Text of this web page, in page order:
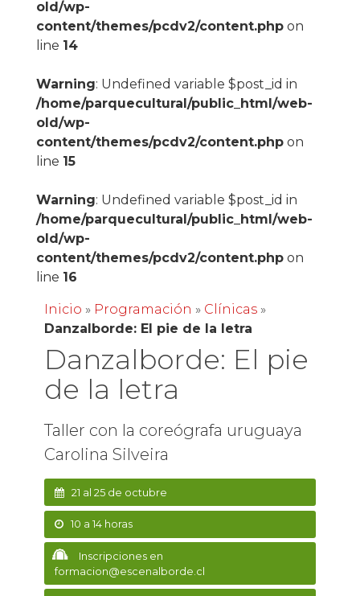
old/wp-
content/themes/pcdv2/content.phpon
line 14
Warning: Undefined variable $post_id in
/home/parquecultural/public_html/web-
old/wp-
content/themes/pcdv2/content.phpon
line 15
Warning: Undefined variable $post_id in
/home/parquecultural/public_html/web-
old/wp-
content/themes/pcdv2/content.phpon
line 16
Inicio » Programación » Clínicas»
Danzalborde: El pie de la letra
Danzalborde: El pie
de la letra
Taller con la coreógrafa uruguaya
Carolina Silveira
21 al 25 de octubre
10 a 14 horas
Inscripciones en
formacion@escenalborde.cl